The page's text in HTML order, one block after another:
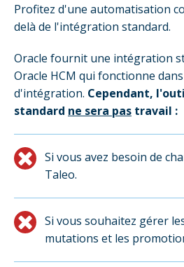
Profitez d'une automatisation
delà de l'intégration standard.
Oracle fournit une intégration
Oracle HCM qui fonctionne
d'intégration. Cependant,
standard ne sera pas travail :
Si vous avez besoin de
Taleo.
Si vous souhaitez gérer
mutations et les